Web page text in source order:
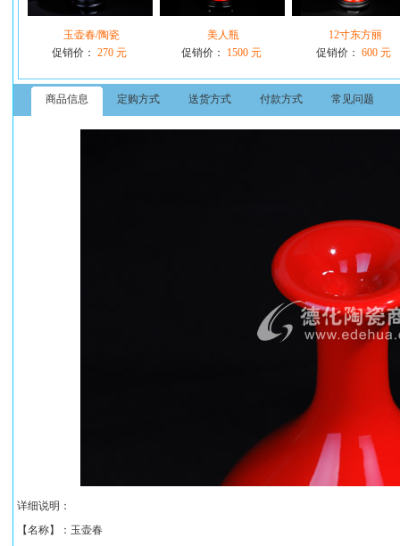
玉壶春/陶瓷
促销价： 270 元
美人瓶
促销价：
1500 元
12寸东方丽
促销价： 600 元
商品信息 定购方式 送货方式 付款方式 常见问题
详细说明：
【名称】： 玉壶春